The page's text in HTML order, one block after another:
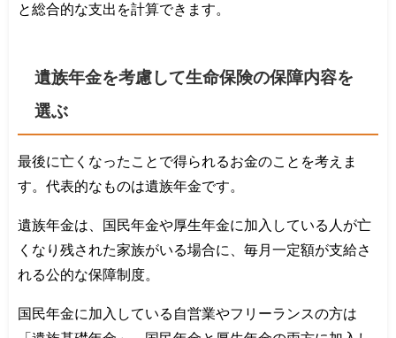
と総合的な支出を計算できます。
遺族年金を考慮して生命保険の保障内容を
選ぶ
最後に亡くなったことで得られるお金のことを考えま
す。代表的なものは遺族年金です。
遺族年金は、国民年金や厚生年金に加入している人が亡
くなり残された家族がいる場合に、毎月一定額が支給さ
れる公的な保障制度。
国民年金に加入している自営業やフリーランスの方は